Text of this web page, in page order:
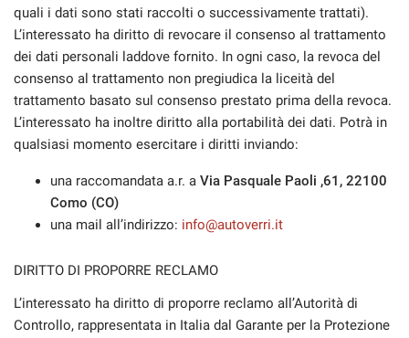
quali i dati sono stati raccolti o successivamente trattati).
L’interessato ha diritto di revocare il consenso al trattamento
dei dati personali laddove fornito. In ogni caso, la revoca del
consenso al trattamento non pregiudica la liceità del
trattamento basato sul consenso prestato prima della revoca.
L’interessato ha inoltre diritto alla portabilità dei dati. Potrà in
qualsiasi momento esercitare i diritti inviando:
una raccomandata a.r. a Via Pasquale Paoli ,61, 22100
Como (CO)
una mail all’indirizzo: info@autoverri.it
DIRITTO DI PROPORRE RECLAMO
L’interessato ha diritto di proporre reclamo all’Autorità di
Controllo, rappresentata in Italia dal Garante per la Protezione